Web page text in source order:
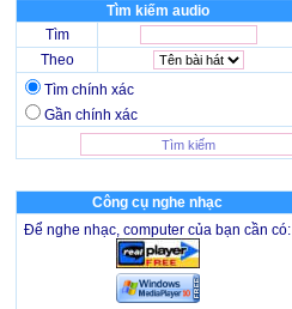
Tìm kiếm audio
Tìm
Theo
Tìm chính xác
Gần chính xác
Công cụ nghe nhạc
Để nghe nhạc, computer của bạn cần có: